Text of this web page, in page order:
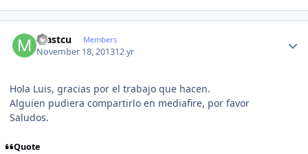
mastcu Members
November 18, 201312 yr
Hola Luis, gracias por el trabajo que hacen.
Alguien pudiera compartirlo en mediafire, por favor
Saludos.
Quote